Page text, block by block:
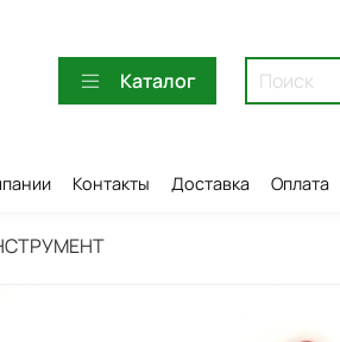
Каталог
Контакты Доставка Оплата